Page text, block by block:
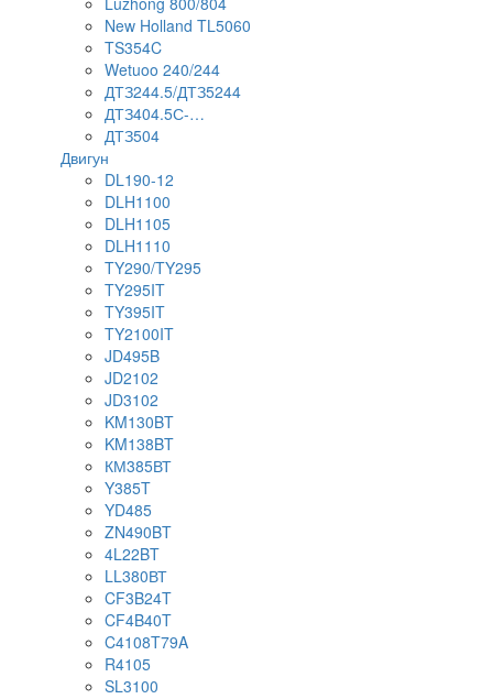
New Holland TL5060
TS354C
Wetuoo 240/244
ДТЗ244.5/ДТЗ5244
ДТЗ404.5С-…
ДТЗ504
Двигун
DL190-12
DLH1100
DLH1105
DLH1110
TY290/TY295
TY295IT
TY395IT
TY2100IT
JD495B
JD2102
JD3102
KM130BT
KM138BT
КМ385ВТ
Y385T
YD485
ZN490BT
4L22BT
LL380ВТ
CF3B24T
CF4B40T
C4108T79A
R4105
SL3100